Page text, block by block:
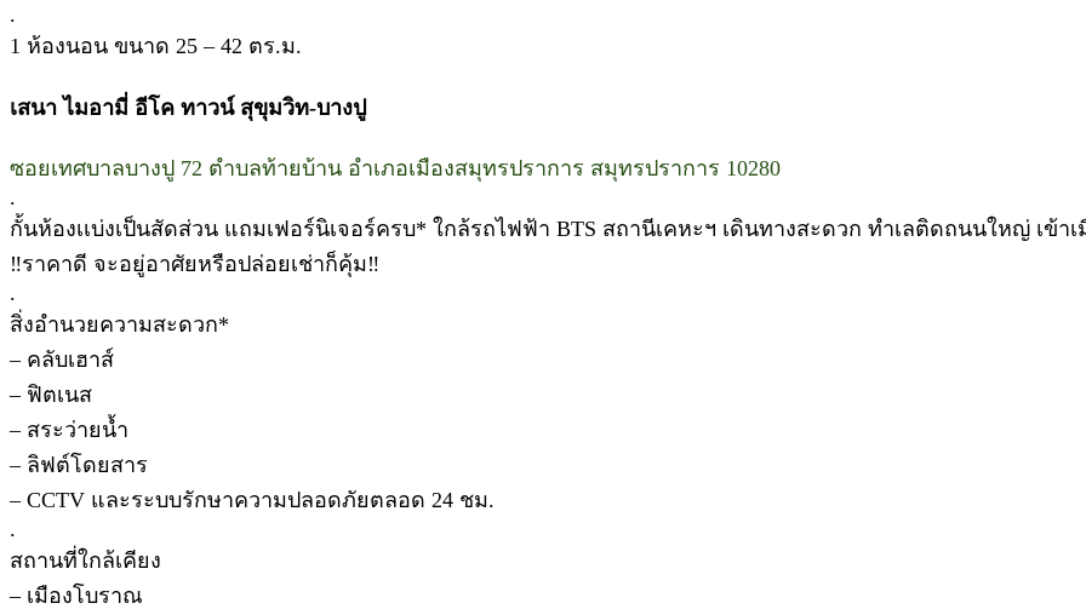
.
1 ห้องนอน ขนาด 25 – 42 ตร.ม.
เสนา ไมอามี่ อีโค ทาวน์ สุขุมวิท-บางปู
ซอยเทศบาลบางปู 72 ตำบลท้ายบ้าน อำเภอเมืองสมุทรปราการ สมุทรปราการ 10280
.
กั้นห้องเเบ่งเป็นสัดส่วน แถมเฟอร์นิเจอร์ครบ* ใกล้รถไฟฟ้า BTS สถานีเคหะฯ เดินทางสะดวก ทำเลติดถนนใหญ่ เข้าเ
‼ราคาดี จะอยู่อาศัยหรือปล่อยเช่าก็คุ้ม‼
.
สิ่งอำนวยความสะดวก*
– คลับเฮาส์
– ฟิตเนส
– สระว่ายน้ำ
– ลิฟต์โดยสาร
– CCTV และระบบรักษาความปลอดภัยตลอด 24 ชม.
.
สถานที่ใกล้เคียง
– เมืองโบราณ